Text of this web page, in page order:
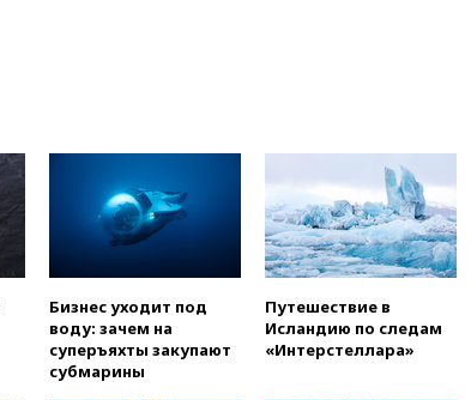
к
море
суда
Бизнес уходит под
воду: зачем на
суперъяхты закупают
субмарины
Путешествие в
Исландию по следам
«Интерстеллара»